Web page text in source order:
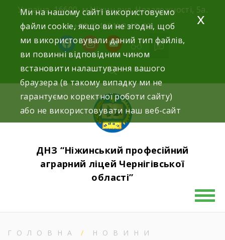
content
Україна, 16600, м.Ніжин вул. Незалежності, 5а.
+38 (04631) 3-10-02
facebookinstagram
youtube
ДНЗ “Ніжинський професійний
аграрний ліцей Чернігівської
області”
ГОЛОВНА
НОВИНИ
Ми на нашому сайті використовуємо
файли cookie, якщо ви не згодні, щоб
ми використовували даний тип файлів,
ви повинні відповідним чином
встановити налаштування вашого
браузера (в такому випадку ми не
гарантуємо коректної роботи сайту)
або не використовувати наш веб-сайт
x